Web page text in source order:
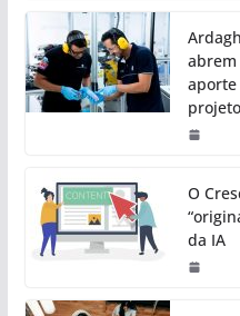
abrem
aporte
projeto
O
da IA